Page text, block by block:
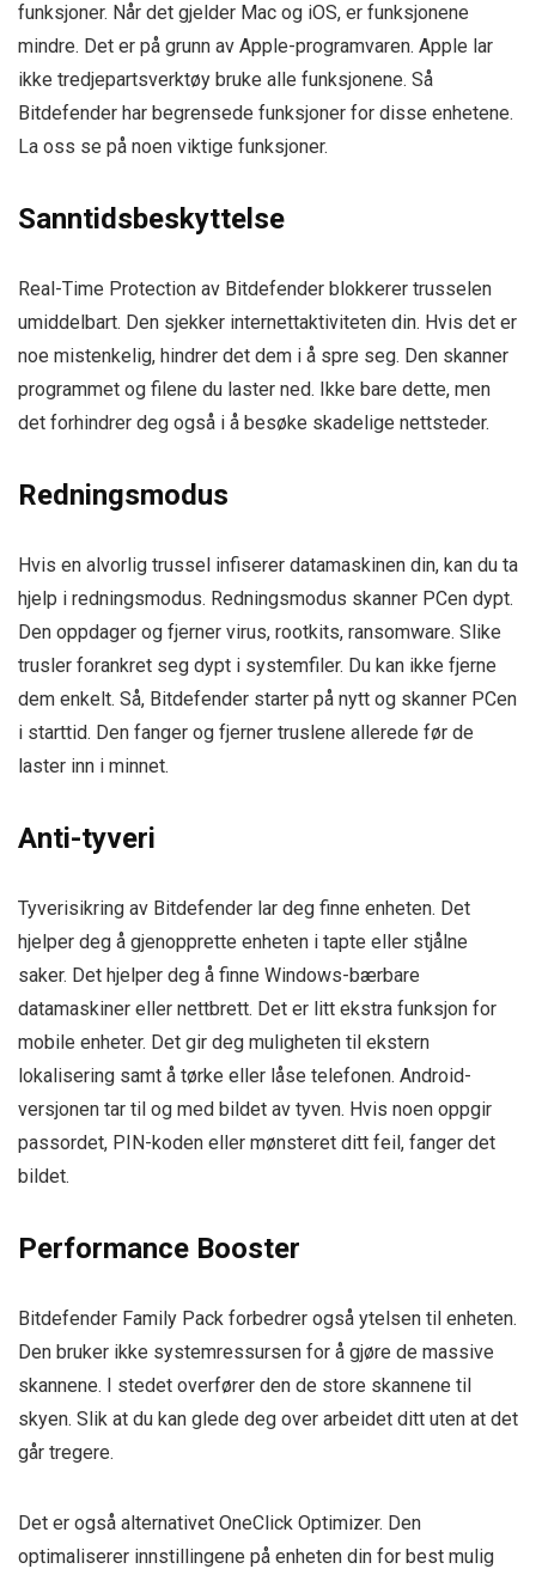
funksjoner. Når det gjelder Mac og iOS, er funksjonene
mindre. Det er på grunn av Apple-programvaren. Apple lar
ikke tredjepartsverktøy bruke alle funksjonene. Så
Bitdefender har begrensede funksjoner for disse enhetene.
La oss se på noen viktige funksjoner.
Sanntidsbeskyttelse
Real-Time Protection av Bitdefender blokkerer trusselen
umiddelbart. Den sjekker internettaktiviteten din. Hvis det er
noe mistenkelig, hindrer det dem i å spre seg. Den skanner
programmet og filene du laster ned. Ikke bare dette, men
det forhindrer deg også i å besøke skadelige nettsteder.
Redningsmodus
Hvis en alvorlig trussel infiserer datamaskinen din, kan du ta
hjelp i redningsmodus. Redningsmodus skanner PCen dypt.
Den oppdager og fjerner virus, rootkits, ransomware. Slike
trusler forankret seg dypt i systemfiler. Du kan ikke fjerne
dem enkelt. Så, Bitdefender starter på nytt og skanner PCen
i starttid. Den fanger og fjerner truslene allerede før de
laster inn i minnet.
Anti-tyveri
Tyverisikring av Bitdefender lar deg finne enheten. Det
hjelper deg å gjenopprette enheten i tapte eller stjålne
saker. Det hjelper deg å finne Windows-bærbare
datamaskiner eller nettbrett. Det er litt ekstra funksjon for
mobile enheter. Det gir deg muligheten til ekstern
lokalisering samt å tørke eller låse telefonen. Android-
versjonen tar til og med bildet av tyven. Hvis noen oppgir
passordet, PIN-koden eller mønsteret ditt feil, fanger det
bildet.
Performance Booster
Bitdefender Family Pack forbedrer også ytelsen til enheten.
Den bruker ikke systemressursen for å gjøre de massive
skannene. I stedet overfører den de store skannene til
skyen. Slik at du kan glede deg over arbeidet ditt uten at det
går tregere.
Det er også alternativet OneClick Optimizer. Den
optimaliserer innstillingene på enheten din for best mulig